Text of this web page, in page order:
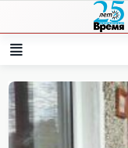
content